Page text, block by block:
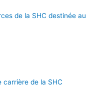
de la SHC destinée au
carrière de la SHC